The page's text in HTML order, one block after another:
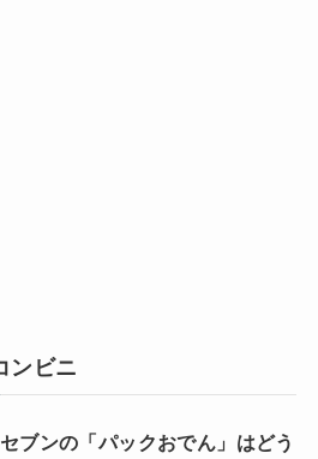
ンビニ
セブンの「パックおでん」はどう